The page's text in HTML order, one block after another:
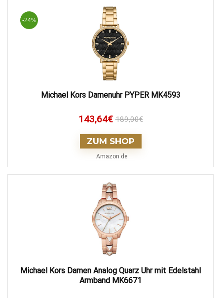
-24%
Michael Kors Damenuhr PYPER MK4593
143,64€ 189,00€
ZUM SHOP
Amazon.de
Michael Kors Damen Analog Quarz Uhr mit Edelstahl
Armband MK6671